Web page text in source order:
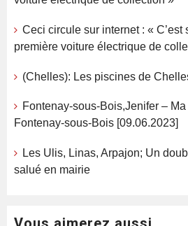
Ceci circule sur internet : « C’est
première voiture électrique de
(Chelles): Les piscines de
Fontenay-sous-Bois,Jenifer –
Fontenay-sous-Bois [09.06.2023]
Les Ulis, Linas, Arpajon; Un
salué en mairie